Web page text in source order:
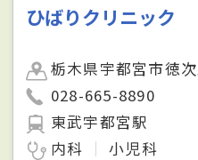
ひばりクリニック
栃木県宇都宮市徳
028-665-8890
東武宇都宮駅
内科
小児科